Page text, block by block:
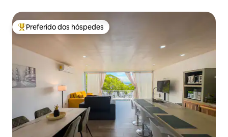
Entre os melhores preferidos dos hóspedes
Preferido dos hóspedes